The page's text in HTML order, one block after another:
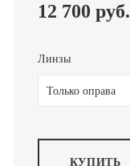
12 700 руб.
Линзы
Только оправа
КУПИТЬ